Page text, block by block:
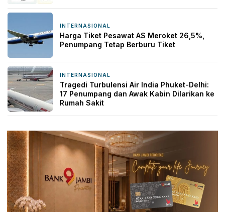
INTERNASIONAL
Harga Tiket Pesawat AS Meroket 26,5%,
Penumpang Tetap Berburu Tiket
INTERNASIONAL
Tragedi Turbulensi Air India Phuket-Delhi:
17 Penumpang dan Awak Kabin Dilarikan ke
Rumah Sakit